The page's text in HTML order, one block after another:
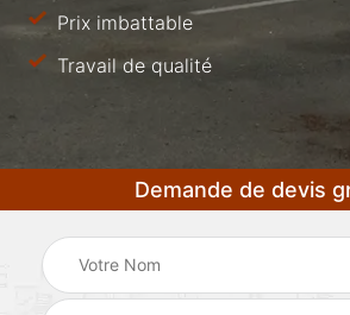
Prix imbattable
Travail de qualité
Demande de devis